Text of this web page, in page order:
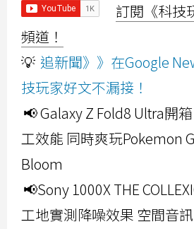
訂閱《科技
頻道！
💡 追新聞》》在Google
技玩家好文不漏接！
📢 Galaxy Z Fold8 Ultra開
工效能 同時爽玩Pokemon
Bloom
📢Sony 1000X THE
工地實測降噪效果 空間音